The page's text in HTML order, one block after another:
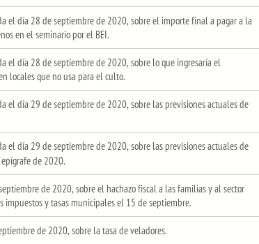
el día 28 de septiembre de 2020, sobre el importe final a pagar a la
en el seminario por el BEI.
el día 28 de septiembre de 2020, sobre lo que ingresaría el
locales que no usa para el culto.
el día 29 de septiembre de 2020, sobre las previsiones actuales de
el día 29 de septiembre de 2020, sobre las previsiones actuales de
de 2020.
de 2020, sobre el hachazo fiscal a las familias y al sector
y tasas municipales el 15 de septiembre.
de 2020, sobre la tasa de veladores.